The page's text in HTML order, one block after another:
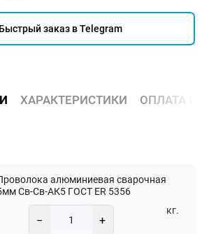
Быстрый заказ в Telegram
ХАРАКТЕРИСТИКИ ОПЛАТА И
алюминиевая сварочная
Св-Св-АК5 ГОСТ ER 5356
− +
кг.